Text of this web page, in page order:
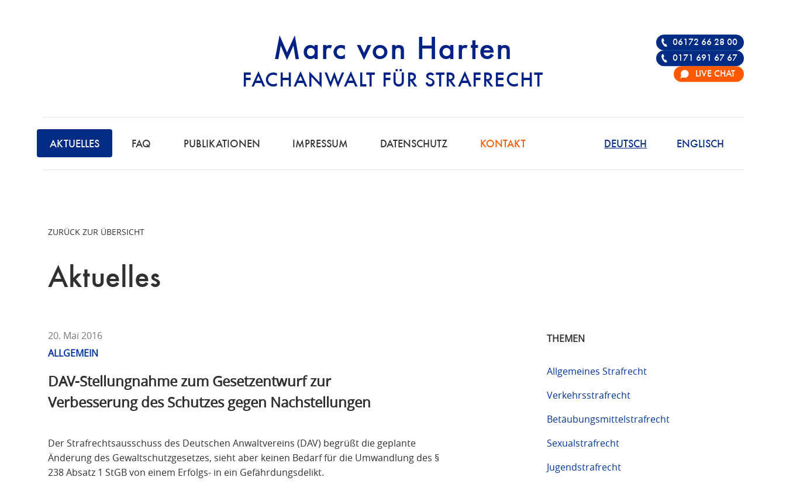
Marc von Harten
FACHANWALT FÜR STRAFRECHT
STRAFRECHT | RECHTSANWALT FÜR DIE
F
C
H
Ü
H
AKTUELLES FAQ PUBLIKATIONEN IMPRESSUM DATENSCHUTZ KONTAKT ENGLISCH
DEUTSCH
06172 66 28 00
0171 691 67 67
LIVE CHAT
ZURÜCK ZUR ÜBERSICHT
Aktuelles
20. Mai 2016
ALLGEMEIN
DAV-Stellungnahme zum Gesetzentwurf zur
Verbesserung des Schutzes gegen Nachstellungen
Der Strafrechtsausschuss des Deutschen Anwaltvereins (DAV) begrüßt die geplante
Änderung des Gewaltschutzgesetzes, sieht aber keinen Bedarf für die Umwandlung des §
238 Absatz 1 StGB von einem Erfolgs- in ein Gefährdungsdelikt.
THEMEN
Allgemeines Strafrecht
Verkehrsstrafrecht
Betäubungsmittelstrafrecht
Sexualstrafrecht
Jugendstrafrecht